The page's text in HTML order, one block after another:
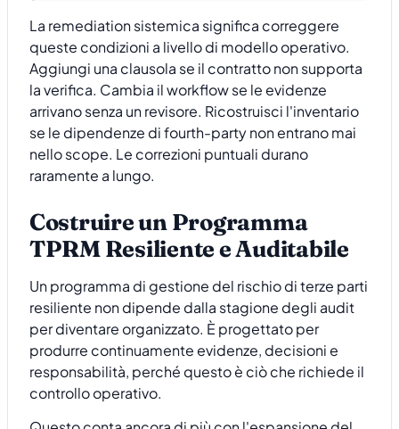
La remediation sistemica significa correggere
queste condizioni a livello di modello operativo.
Aggiungi una clausola se il contratto non supporta
la verifica. Cambia il workflow se le evidenze
arrivano senza un revisore. Ricostruisci l'inventario
se le dipendenze di fourth-party non entrano mai
nello scope. Le correzioni puntuali durano
raramente a lungo.
Costruire un Programma
TPRM Resiliente e Auditabile
Un programma di gestione del rischio di terze parti
resiliente non dipende dalla stagione degli audit
per diventare organizzato. È progettato per
produrre continuamente evidenze, decisioni e
responsabilità, perché questo è ciò che richiede il
controllo operativo.